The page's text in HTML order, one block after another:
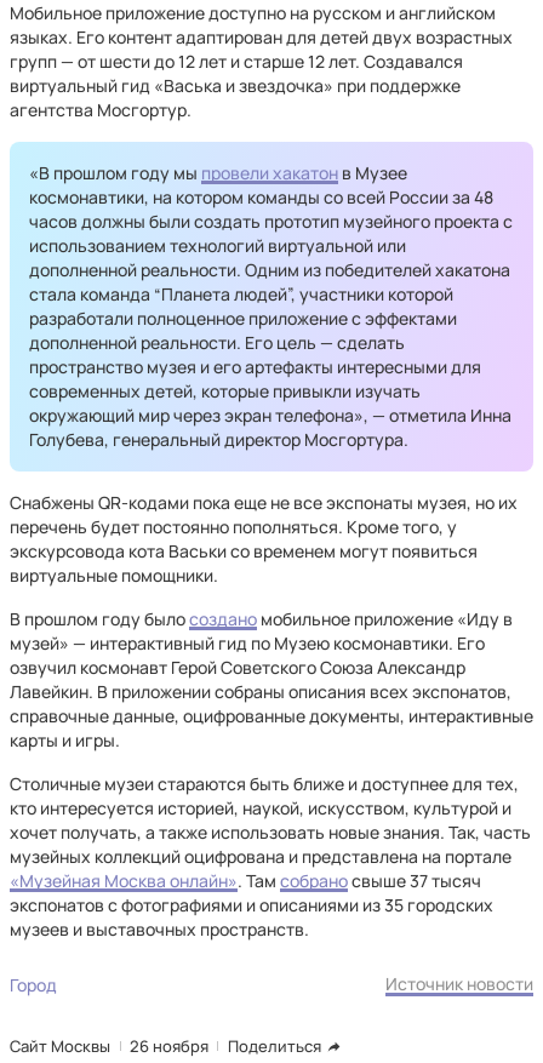
Мобильное приложение доступно на русском и английском
языках. Его контент адаптирован для детей двух возрастных
групп — от шести до 12 лет и старше 12 лет. Создавался
виртуальный гид «Васька и звездочка» при поддержке
агентства Мосгортур.
«В прошлом году мы провели хакатон в Музее
космонавтики, на котором команды со всей России за 48
часов должны были создать прототип музейного проекта с
использованием технологий виртуальной или
дополненной реальности. Одним из победителей хакатона
стала команда “Планета людей”, участники которой
разработали полноценное приложение с эффектами
дополненной реальности. Его цель — сделать
пространство музея и его артефакты интересными для
современных детей, которые привыкли изучать
окружающий мир через экран телефона», — отметила Инна
Голубева, генеральный директор Мосгортура.
Снабжены QR-кодами пока еще не все экспонаты музея, но их
перечень будет постоянно пополняться. Кроме того, у
экскурсовода кота Васьки со временем могут появиться
виртуальные помощники.
В прошлом году былосоздано мобильное приложение «Иду в
музей» — интерактивный гид по Музею космонавтики. Его
озвучил космонавт Герой Советского Союза Александр
Лавейкин. В приложении собраны описания всех экспонатов,
справочные данные, оцифрованные документы, интерактивные
карты и игры.
Столичные музеи стараются быть ближе и доступнее для тех,
кто интересуется историей, наукой, искусством, культурой и
хочет получать, а также использовать новые знания. Так, часть
музейных коллекций оцифрована и представлена на портале
«Музейная Москва онлайн». Там собраносвыше 37 тысяч
экспонатов с фотографиями и описаниями из 35 городских
музеев и выставочных пространств.
Город Источник новости
Сайт Москвы 26 ноября Поделиться